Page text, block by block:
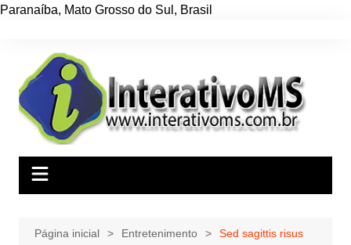
Paranaíba, Mato Grosso do Sul , Brasil
conteúdo
Página inicial Entretenimento Sed sagittis risus